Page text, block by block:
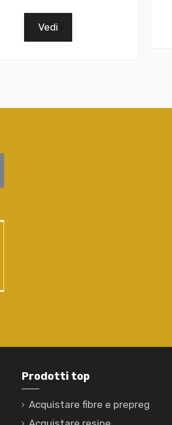
Vedi
Prodotti top
Acquistare fibre e prepreg